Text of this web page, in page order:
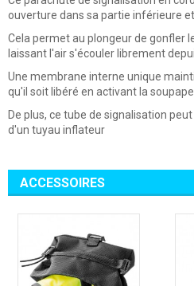
ouverture dans sa partie inférieure
Cela permet au plongeur de gonfler
laissant l'air s'écouler librement
Une membrane interne unique
qu'il soit libéré en activant la
De plus, ce tube de signalisation
d'un tuyau inflateur
ACCESSOIRES